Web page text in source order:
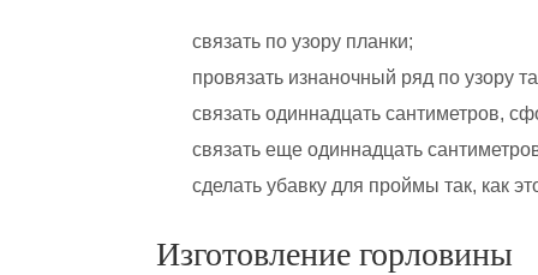
связать по узору планки;
провязать изнаночный ряд по узору
связать одиннадцать сантиметров,
связать еще одиннадцать
сделать убавку для проймы так, как
Изготовление горловины